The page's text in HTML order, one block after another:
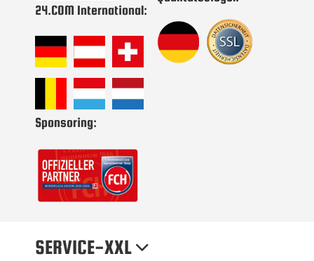
24.COM International:
Sponsoring:
SERVICE-XXL